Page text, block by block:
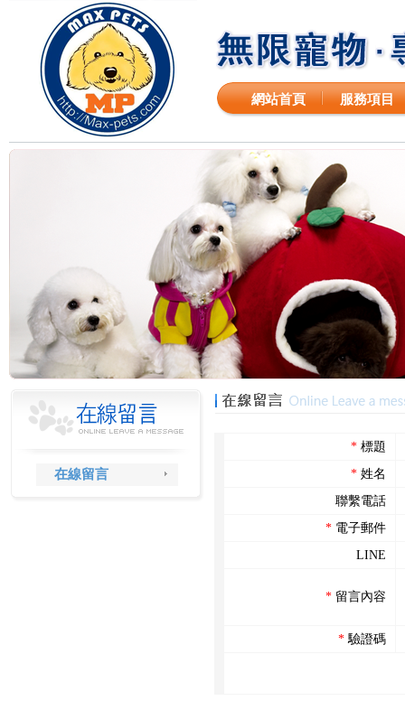
網站首頁 服務項目
在線留言
* 標題
* 姓名
聯繫電話
* 電子郵件
LINE
* 留言內容
* 驗證碼